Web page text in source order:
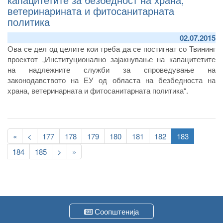
ветеринарината и фитосанитарната
политика
02.07.2015
Ова се дел од целите кои треба да се постигнат со Твининг
проектот „Институционално зајакнување на капацитетите
на надлежните служби за спроведување на
законодавството на ЕУ од областа на безбедноста на
храна, ветеринарната и фитосанитарната политика“.
Pagination
First
page
«
Previous
page
< Page
177 Page
178 Page
179 Page
180 Page
181 Page
182
Current
page
183
Page
184 Page
185
Следна
страна
>
Last
page
»
Соопштенија